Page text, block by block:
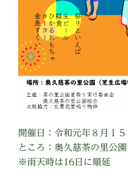
開催日：令和元年８月１
ところ：奥久慈茶の里公
※雨天時は16日に順延